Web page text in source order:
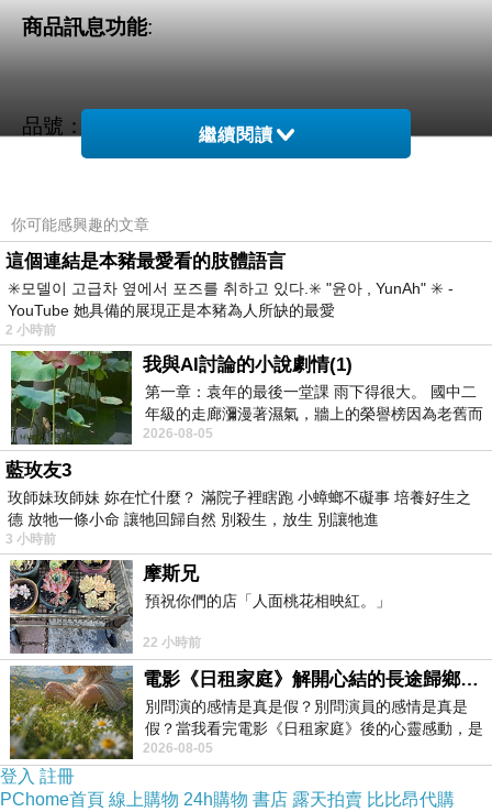
商品訊息功能:
品號：2273966
便利進化軟管新裝上市
玻尿酸添加優異吸水能力儲存水份
乾肌潔顏保濕UP、UP
商品訊息描述:
繼續閱讀
你可能感興趣的文章
這個連結是本豬最愛看的肢體語言
✳️모델이 고급차 옆에서 포즈를 취하고 있다.✳️ "윤아 , YunAh" ✳️ -
YouTube 她具備的展現正是本豬為人所缺的最愛
2 小時前
我與AI討論的小說劇情(1)
第一章：袁年的最後一堂課 雨下得很大。 國中二
年級的走廊瀰漫著濕氣，牆上的榮譽榜因為老舊而
微微捲起。 堯禹舜站在辦公室外，手
2026-08-05
藍玫友3
玫師妹玫師妹 妳在忙什麼？ 滿院子裡瞎跑 小蟑螂不礙事 培養好生之
德 放牠一條小命 讓牠回歸自然 別殺生，放生 別讓牠進
3 小時前
摩斯兄
預祝你們的店「人面桃花相映紅。」
22 小時前
電影《日租家庭》解開心結的長途歸鄉！能在電影院感受到地理的寬闊和人心的相鄰，真是太棒了！
別問演的感情是真是假？別問演員的感情是真是
假？當我看完電影《日租家庭》後的心靈感動，是
真的。詮釋的情感觸動了人心，就是真情
2026-08-05
登入 註冊
PChome首頁 線上購物 24h購物 書店 露天拍賣 比比昂代購